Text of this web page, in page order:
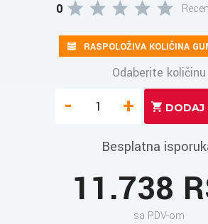
0
RASPOLOŽIVA KOLIČINA
Odaberite količinu
- +
Besplatna
11.738
sa PDV-om